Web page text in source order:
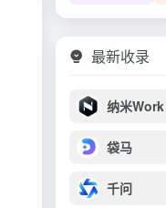
最新收录
纳米Work
袋马
千问